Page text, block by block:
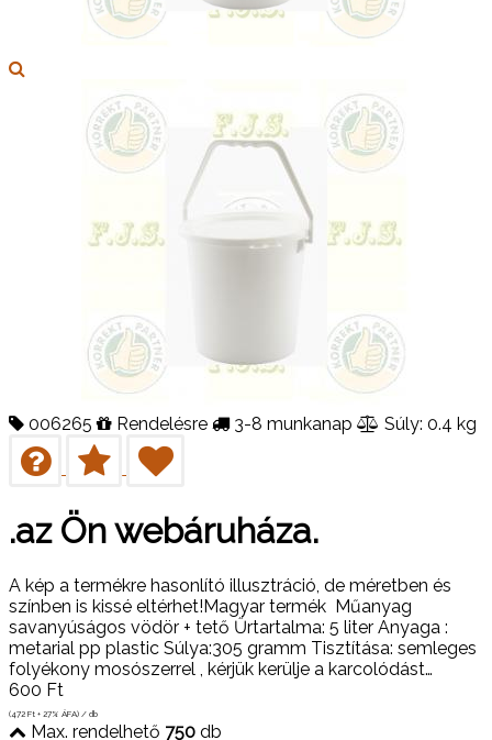
006265 Rendelésre 3-8 munkanap Súly: 0.4 kg
.az Ön webáruháza.
A kép a termékre hasonlító illusztráció, de méretben és
színben is kissé eltérhet!Magyar termék Műanyag
savanyúságos vödör + tető Űrtartalma: 5 liter Anyaga :
metarial pp plastic Súlya:305 gramm Tisztítása: semleges
folyékony mosószerrel , kérjük kerülje a karcolódást…
600 Ft
(472 Ft + 27% ÁFA) / db
Max. rendelhető 750 db